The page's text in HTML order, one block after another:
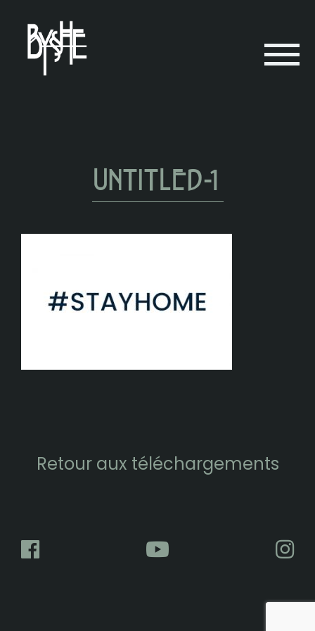
Untitled-1
Retour aux téléchargements